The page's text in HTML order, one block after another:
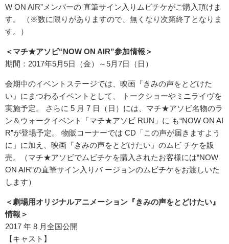
W ON AIR”メンバーの 直筆サイン入りムビチケがご購入頂けま
す。 （※数に限りがありますので、無くなり次第終了となりま
す。）
＜マチ★アソビ“NOW ON AIR”参加情報＞
期間：2017年5月5日（金）～5月7日（日）
会期中のイベントステージでは、映画『きみの声をとどけた
い』にまつわるイベントとして、 トークショーやミニライヴを
実施予定。 さらに 5 月 7 日（日）には、マチ★アソビ名物のラ
ン＆ウォークイベント「マチ★アソビ RUN」に も“NOW ON AI
R”が登場予定。 物販コーナーでは CD「この声が届きますよう
に」に加え、映画『きみの声をとどけたい』のムビ チケを販
売。（マチ★アソビでムビチケを購入されたお客様には“NOW
ON AIR”の直筆サイン入りバ ージョンのムビチケをお渡しいた
します）
＜劇場用オリジナルアニメーション『きみの声をとどけたい』
情報＞
2017 年 8 月全国公開
【キャスト】